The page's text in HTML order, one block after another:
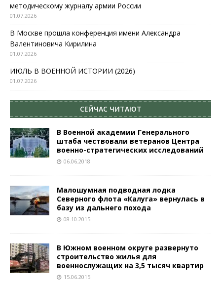
методическому журналу армии России
01.07.2026
В Москве прошла конференция имени Александра
Валентиновича Кирилина
01.07.2026
ИЮЛЬ В ВОЕННОЙ ИСТОРИИ (2026)
01.07.2026
СЕЙЧАС ЧИТАЮТ
В Военной академии Генерального
штаба чествовали ветеранов Центра
военно-стратегических исследований
06.06.2018
Малошумная подводная лодка
Северного флота «Калуга» вернулась в
базу из дальнего похода
08.10.2015
В Южном военном округе развернуто
строительство жилья для
военнослужащих на 3,5 тысяч квартир
15.06.2015